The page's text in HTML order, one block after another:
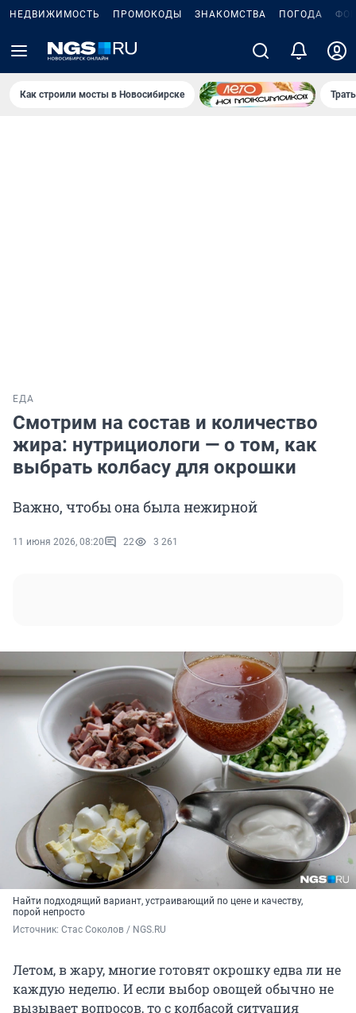
НЕДВИЖИМОСТЬ ПРОМОКОДЫ ЗНАКОМСТВА ПОГОДА
Как строили мосты в Новосибирске
ЕДА
Смотрим на состав и количество
жира: нутрициологи — о том, как
выбрать колбасу для окрошки
Важно, чтобы она была нежирной
11 июня 2026, 08:20 22 3 261
Найти подходящий вариант, устраивающий по цене и качеству,
порой непросто
Источник: Стас Соколов / NGS.RU
Летом, в жару, многие готовят окрошку едва ли не
каждую неделю. И если выбор овощей обычно не
вызывает вопросов, то с колбасой ситуация